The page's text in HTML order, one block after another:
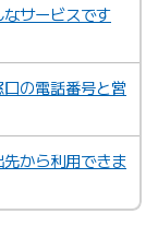
なサービスです
口の電話番号と営
先から利用できま